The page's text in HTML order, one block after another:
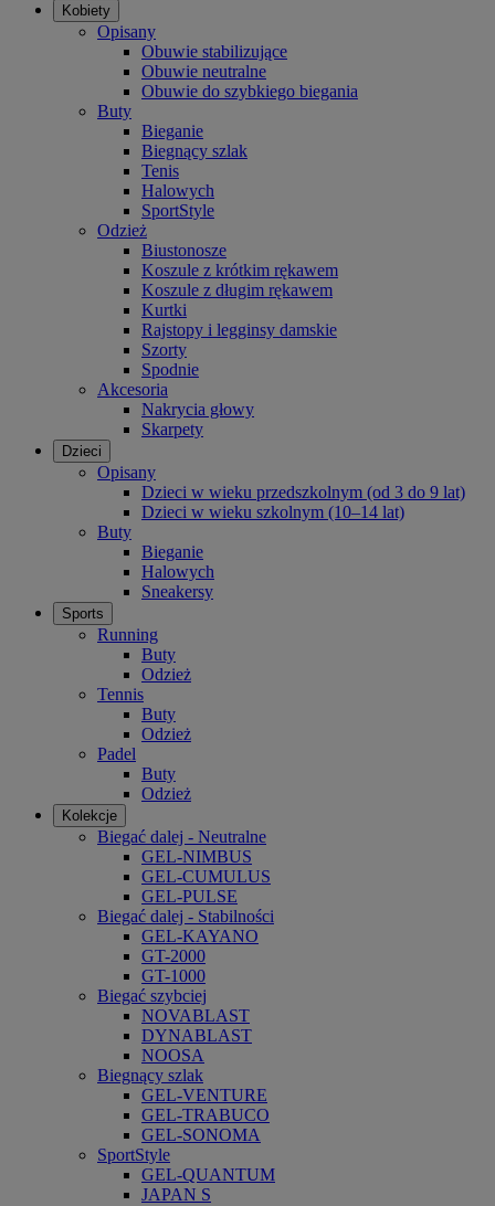
Kobiety
Opisany
Obuwie stabilizujące
Obuwie neutralne
Obuwie do szybkiego biegania
Buty
Bieganie
Biegnący szlak
Tenis
Halowych
SportStyle
Odzież
Biustonosze
Koszule z krótkim rękawem
Koszule z długim rękawem
Kurtki
Rajstopy i legginsy damskie
Szorty
Spodnie
Akcesoria
Nakrycia głowy
Skarpety
Dzieci
Opisany
Dzieci w wieku przedszkolnym (od 3 do 9 lat)
Dzieci w wieku szkolnym (10–14 lat)
Buty
Bieganie
Halowych
Sneakersy
Sports
Running
Buty
Odzież
Tennis
Buty
Odzież
Padel
Buty
Odzież
Kolekcje
Biegać dalej - Neutralne
GEL-NIMBUS
GEL-CUMULUS
GEL-PULSE
Biegać dalej - Stabilności
GEL-KAYANO
GT-2000
GT-1000
Biegać szybciej
NOVABLAST
DYNABLAST
NOOSA
Biegnący szlak
GEL-VENTURE
GEL-TRABUCO
GEL-SONOMA
SportStyle
GEL-QUANTUM
JAPAN S